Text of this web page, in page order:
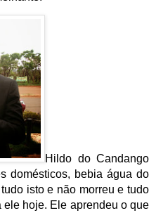
Hildo do Candango
domésticos, bebia água do
isto e não morreu e tudo
hoje. Ele aprendeu o que